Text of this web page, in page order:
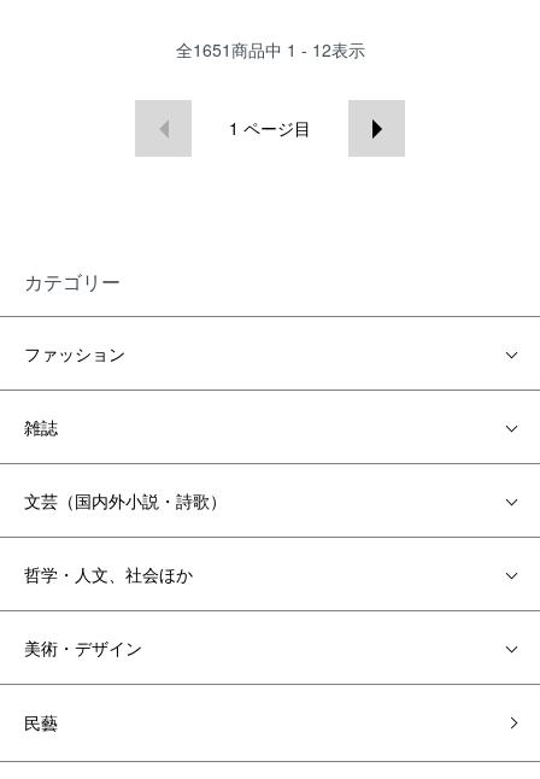
全1651商品中 1 - 12表示
1 ページ目
カテゴリー
ファッション
雑誌
文芸（国内外小説・詩歌）
哲学・人文、社会ほか
美術・デザイン
民藝